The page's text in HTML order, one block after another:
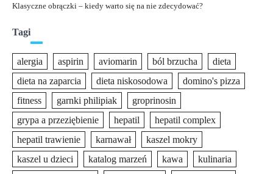
Klasyczne obrączki – kiedy warto się na nie zdecydować?
Tagi
alergia aspirin aviomarin ból brzucha
dieta
dieta na zaparcia
dieta niskosodowa
domino's pizza
fitness
garnki philipiak
groprinosin
grypa a przeziębienie
hepatil
hepatil complex
hepatil trawienie
karnawał
kaszel mokry
kaszel u dzieci
katalog marzeń kawa
kulinaria